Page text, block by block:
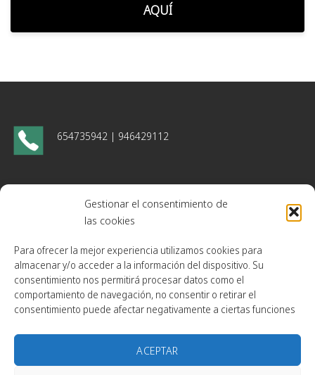
Gestionar el consentimiento de
las cookies
Para ofrecer la mejor experiencia utilizamos cookies para
almacenar y/o acceder a la información del dispositivo. Su
consentimiento nos permitirá procesar datos como el
comportamiento de navegación, no consentir o retirar el
consentimiento puede afectar negativamente a ciertas funciones
ACEPTAR
AQUÍ
654735942 | 946429112
monsantoss.sl@outlook.es
monsantos@caldereriamonsantos.com
administracion@caldereriamonsantos.com
Gogorrena bidea, 3 bajo
48180. Loiu, Bizkaia